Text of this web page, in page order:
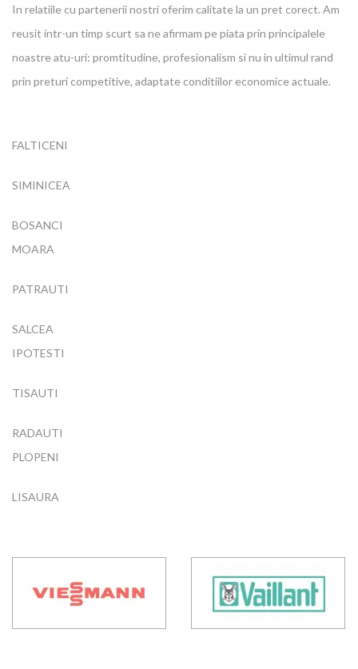
In relatiile cu partenerii nostri oferim calitate la un pret corect. Am
reusit intr-un timp scurt sa ne afirmam pe piata prin principalele
noastre atu-uri: promtitudine, profesionalism si nu in ultimul rand
prin preturi competitive, adaptate conditiilor economice actuale.
FALTICENI
SIMINICEA
BOSANCI
MOARA
PATRAUTI
SALCEA
IPOTESTI
TISAUTI
RADAUTI
PLOPENI
LISAURA